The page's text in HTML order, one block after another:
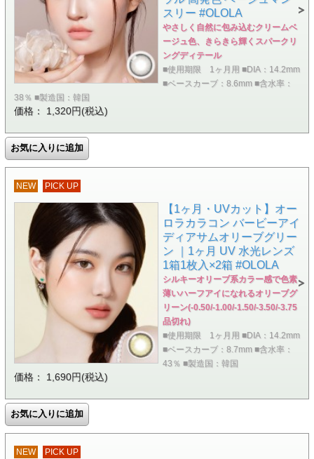
スリー #OLOLA
やさしく自然に包み込むクリームベ
ージュ色、きらきら輝くスパークリ
ングディテール
■使用期限 1ヶ月用 ■DIA：14.2mm
■ベースカーブ：8.6mm ■含水率：
38％ ■製造国：韓国
価格： 1,320円(税込)
NEW PICK UP
【1ヶ月・UVカット】オー
ロラカラコン バービーアイ
ディアサムオリーブグリー
ン ｜1ヶ月 UV 水光レンズ
1箱1枚入×2箱 #OLOLA
シルキーオリーブ系カラー感で色素
薄いハーフアイになれるオリーブグ
リーン(-0.50/-1.00/-1.50/-3.50/-3.75
品切れ)
■使用期限 1ヶ月用 ■DIA：14.2mm
■ベースカーブ：8.7mm ■含水率：
43％ ■製造国：韓国
価格： 1,690円(税込)
NEW PICK UP